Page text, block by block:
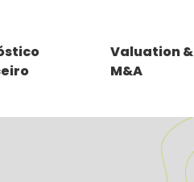
Valuation &
M&A